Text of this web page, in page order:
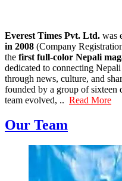
Everest Times Pvt. Ltd. was
in 2008 (Company
the first full-color Nepali
dedicated to connecting
through news, culture, and
founded by a group of sixteen
team evolved, .. Read More
Our Team